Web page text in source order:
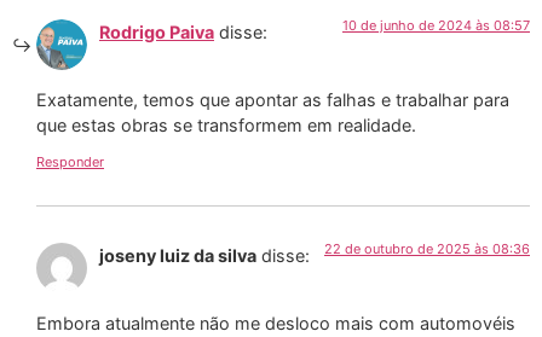
Rodrigo Paiva disse: 10 de junho de 2024 às 08:57
Exatamente, temos que apontar as falhas e trabalhar para
que estas obras se transformem em realidade.
Responder
joseny luiz da silva disse: 22 de outubro de 2025 às 08:36
Embora atualmente não me desloco mais com automovéis